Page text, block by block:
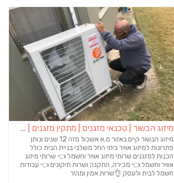
מיזוג הבשור | טכנאי מזגנים | מתקין מזגנים | תיקון מזגנים
מיזוג הבשור קיים באזור מ.א אשכול מזה 12 שנים ונותן
פתרונות למיזוג אוויר ביתי החל משלבי בניית הבית כולל
הכנות למזגנים שרותי מיזוג אוויר וחשמל 👈 שרותי מיזוג
אוויר וחשמל 👈 מכירה, התקנה ושרות תיקונים 👈 עבודות
חשמל לבית ולעסק 👌שרות אמין ומהיר